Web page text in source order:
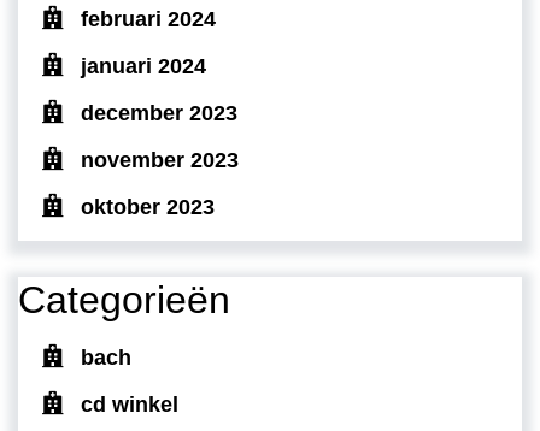
februari 2024
januari 2024
december 2023
november 2023
oktober 2023
Categorieën
bach
cd winkel